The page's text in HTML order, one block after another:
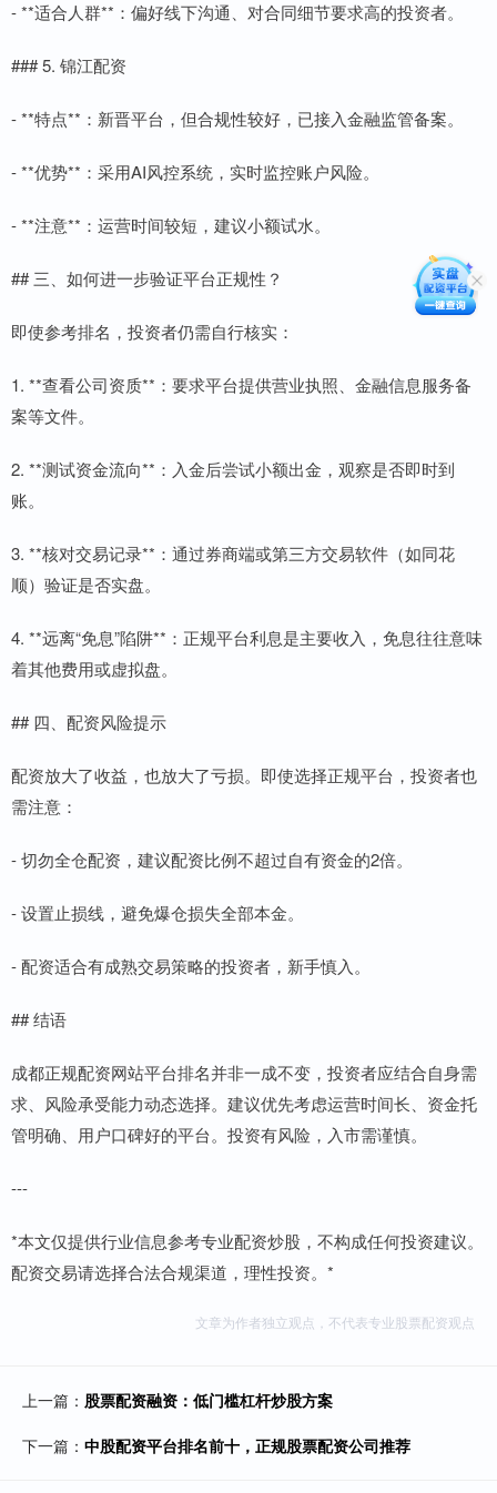
- **适合人群**：偏好线下沟通、对合同细节要求高的投资者。
### 5. 锦江配资
- **特点**：新晋平台，但合规性较好，已接入金融监管备案。
- **优势**：采用AI风控系统，实时监控账户风险。
- **注意**：运营时间较短，建议小额试水。
## 三、如何进一步验证平台正规性？
即使参考排名，投资者仍需自行核实：
1. **查看公司资质**：要求平台提供营业执照、金融信息服务备
案等文件。
2. **测试资金流向**：入金后尝试小额出金，观察是否即时到
账。
3. **核对交易记录**：通过券商端或第三方交易软件（如同花
顺）验证是否实盘。
4. **远离“免息”陷阱**：正规平台利息是主要收入，免息往往意味
着其他费用或虚拟盘。
## 四、配资风险提示
配资放大了收益，也放大了亏损。即使选择正规平台，投资者也
需注意：
- 切勿全仓配资，建议配资比例不超过自有资金的2倍。
- 设置止损线，避免爆仓损失全部本金。
- 配资适合有成熟交易策略的投资者，新手慎入。
## 结语
成都正规配资网站平台排名并非一成不变，投资者应结合自身需
求、风险承受能力动态选择。建议优先考虑运营时间长、资金托
管明确、用户口碑好的平台。投资有风险，入市需谨慎。
---
*本文仅提供行业信息参考专业配资炒股，不构成任何投资建议。
配资交易请选择合法合规渠道，理性投资。*
文章为作者独立观点，不代表专业股票配资观点
上一篇： 股票配资融资：低门槛杠杆炒股方案
下一篇： 中股配资平台排名前十，正规股票配资公司推荐